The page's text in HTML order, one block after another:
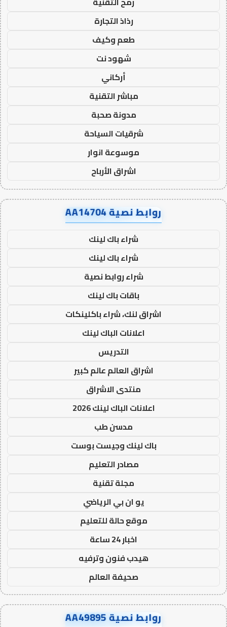
رذاذ التجارة
طعم وكيف
شهود نت
أركاني
مباشر التقنية
مدونة صحبة
شرقيات السياحة
موسوعة انوار
اشراق الأرباح
روابط نصية AA14704
شراء باك لينك
شراء باك لينك
شراء روابط نصية
باقات باك لينك
اشراق لنك، شراء باكلينكات
اعلانات الباك لينك
التدريس
اشراق العالم عالم كبير
منتدى الاشراق
اعلانات الباك لينك 2026
مدسن طب
باك لينك وجيست بوست
مصادر التعليم
مجلة تقنية
يو ان بي الرياضي
موقع حالة للتعليم
اخبار 24 ساعة
هيدب فنون وترفيه
صحيفة العالم
روابط نصية AA49895